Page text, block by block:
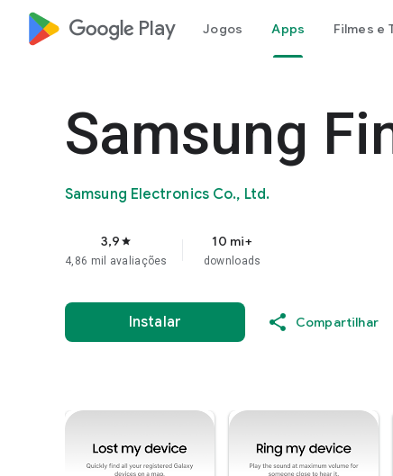
google_logo Play Jogos Apps Filmes e
Samsung
Samsung Electronics Co., Ltd.
3,9 star
4,86 mil avaliações
10 mi+
downloads
Instalar Compartilhar